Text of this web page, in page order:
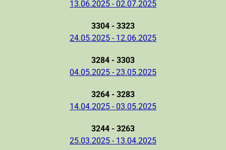
13.06.2025 - 02.07.2025
3304 - 3323
24.05.2025 - 12.06.2025
3284 - 3303
04.05.2025 - 23.05.2025
3264 - 3283
14.04.2025 - 03.05.2025
3244 - 3263
25.03.2025 - 13.04.2025